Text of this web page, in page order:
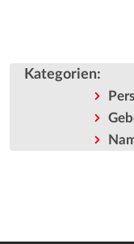
Kategorien: